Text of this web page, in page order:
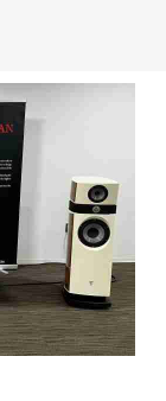
ンズ)
ロスト)